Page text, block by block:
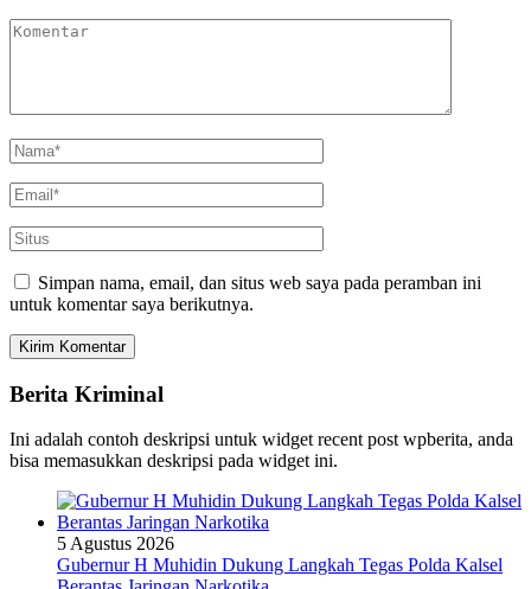
Simpan nama, email, dan situs web saya pada peramban ini
untuk komentar saya berikutnya.
Berita Kriminal
Ini adalah contoh deskripsi untuk widget recent post wpberita, anda
bisa memasukkan deskripsi pada widget ini.
5 Agustus 2026
Gubernur H Muhidin Dukung Langkah Tegas Polda Kalsel